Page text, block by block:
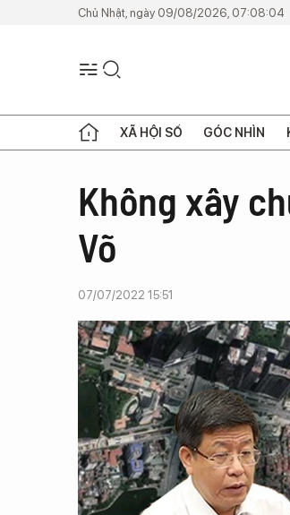
Chủ Nhật, ngày 09/08/2026, 07:08:04
XÃ HỘI SỐ GÓC NHÌN
Không xây
Võ
07/07/2022 15:51